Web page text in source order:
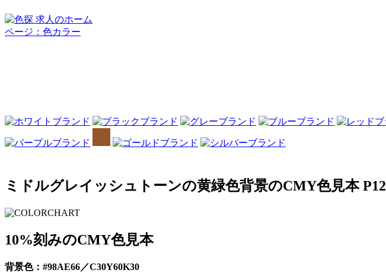
ミドルグレイッシュトーンの黄緑色背景のCMY色見本 P12
10%刻みのCMY色見本
背景色：#98AE66／C30Y60K30